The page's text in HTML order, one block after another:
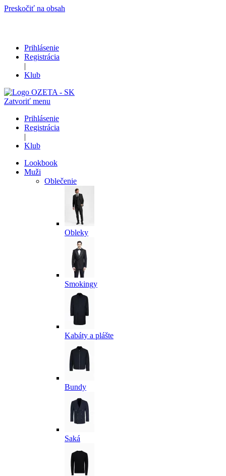
Preskočiť na obsah
Prihlásenie
Registrácia
|
Klub
Zatvoriť menu
Prihlásenie
Registrácia
|
Klub
Lookbook
Muži
Oblečenie
Obleky
Smokingy
Kabáty a plášte
Bundy
Saká